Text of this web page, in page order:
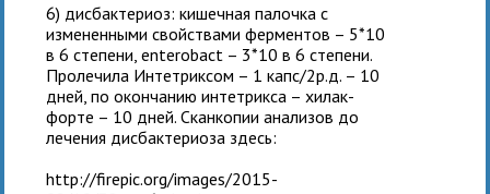
6) дисбактериоз: кишечная палочка с
измененными свойствами ферментов – 5*10
в 6 степени, enterobact – 3*10 в 6 степени.
Пролечила Интетриксом – 1 капс/2р.д. – 10
дней, по окончанию интетрикса – хилак-
форте – 10 дней. Сканкопии анализов до
лечения дисбактериоза здесь:
http://firepic.org/images/2015-